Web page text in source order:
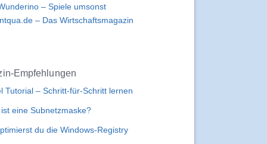
– Spiele umsonst
– Das Wirtschaftsmagazin
Empfehlungen
Tutorial – Schritt-für-Schritt lernen
ist eine Subnetzmaske?
du die Windows-Registry